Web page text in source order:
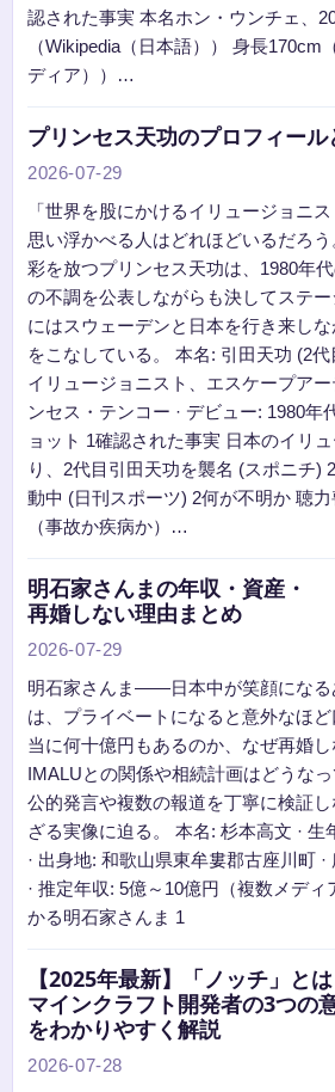
認された事実 本名ホン・ウンチェ、
（Wikipedia（日本語）） 身長170cm
ディア））…
プリンセス天功のプロフィー
2026-07-29
「世界を股にかけるイリュージョニ
思い浮かべる人はどれほどいるだろ
彩を放つプリンセス天功は、1980年
の不調を公表しながらも決してステ
にはスウェーデンと日本を行き来し
をこなしている。 本名: 引田天功 (2代
イリュージョニスト、エスケープアー
ンセス・テンコー · デビュー: 1980年
ョット 1確認された事実 日本のイリ
り、2代目引田天功を襲名 (スポニチ)
動中 (日刊スポーツ) 2何が不明か 聴
（事故か疾病か）…
明石家さんまの年収・資産・
再婚しない理由まとめ
2026-07-29
明石家さんま――日本中が笑顔になる
は、プライベートになると意外なほ
当に何十億円もあるのか、なぜ再婚
IMALUとの関係や相続計画はどうな
公的発言や複数の報道を丁寧に検証
ざる実像に迫る。 本名: 杉本高文 · 生
· 出身地: 和歌山県東牟婁郡古座川町
· 推定年収: 5億～10億円（複数メデ
かる明石家さんま 1
【2025年最新】「ノッチ」と
マインクラフト開発者の3つの
をわかりやすく解説
2026-07-28